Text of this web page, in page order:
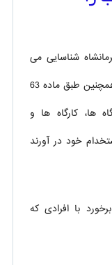
شناسایی می
شوند و به خدمت سربازی اعزام می شوند. همچنین طبق ماده 63
ها، کارگاه ها و
خود در آورند
با افرادی که